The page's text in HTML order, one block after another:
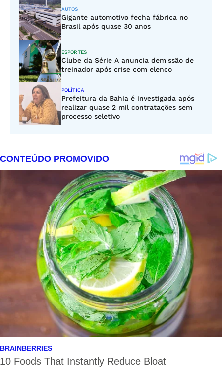
AUTOS
Gigante automotivo fecha fábrica no
Brasil após quase 30 anos
ESPORTES
Clube da Série A anuncia demissão de
treinador após crise com elenco
POLÍTICA
Prefeitura da Bahia é investigada após
realizar quase 2 mil contratações sem
processo seletivo